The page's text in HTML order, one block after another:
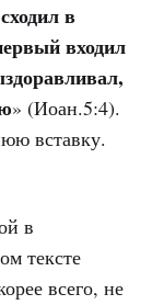
в
входил
» (Иоан.5:4).
вставку.
в
тексте
всего, не